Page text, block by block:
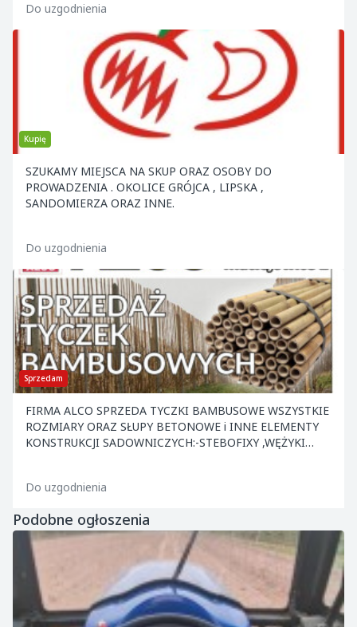
Do uzgodnienia
Kupię
SZUKAMY MIEJSCA NA SKUP ORAZ OSOBY DO
PROWADZENIA . OKOLICE GRÓJCA , LIPSKA ,
SANDOMIERZA ORAZ INNE.
Do uzgodnienia
Sprzedam
FIRMA ALCO SPRZEDA TYCZKI BAMBUSOWE WSZYSTKIE
ROZMIARY ORAZ SŁUPY BETONOWE i INNE ELEMENTY
KONSTRUKCJI SADOWNICZYCH:-STEBOFIXY ,WĘŻYKI
Do uzgodnienia
Podobne ogłoszenia